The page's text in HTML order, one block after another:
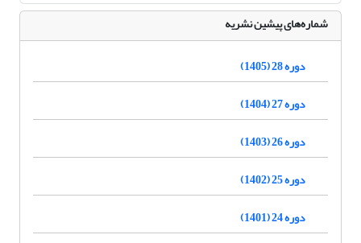
شماره‌های پیشین نشریه
دوره 28 (1405)
دوره 27 (1404)
دوره 26 (1403)
دوره 25 (1402)
دوره 24 (1401)